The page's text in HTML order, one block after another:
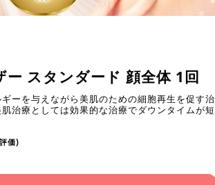
スタンダード 顔全体 1回
ーを与えながら美肌のための細胞再生を促す治
治療としては効果的な治療でダウンタイムが短
価)